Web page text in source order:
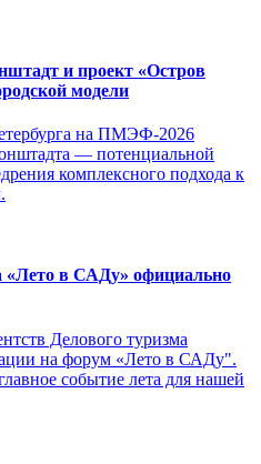
и проект «Остров
модели
на ПМЭФ-2026
— потенциальной
комплексного подхода к
в САДу» официально
Делового туризма
на форум «Лето в САДу".
событие лета для нашей